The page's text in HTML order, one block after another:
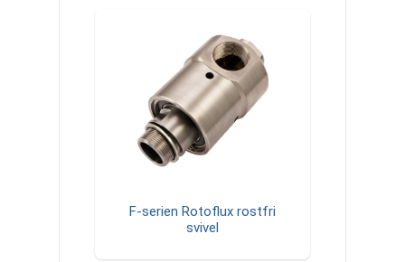
F-serien Rotoflux rostfri
svivel